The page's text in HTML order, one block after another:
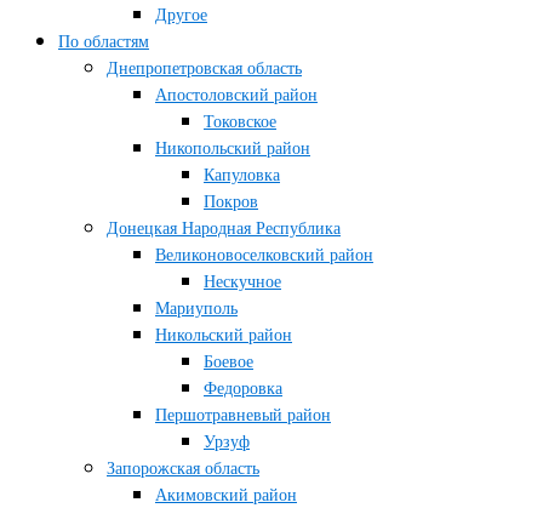
Другое
По областям
Днепропетровская область
Апостоловский район
Токовское
Никопольский район
Капуловка
Покров
Донецкая Народная Республика
Великоновоселковский район
Нескучное
Мариуполь
Никольский район
Боевое
Федоровка
Першотравневый район
Урзуф
Запорожская область
Акимовский район